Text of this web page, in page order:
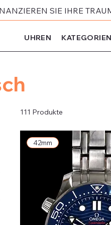
SIE IHRE
UHREN KATEGORIEN
111 Produkte
42mm